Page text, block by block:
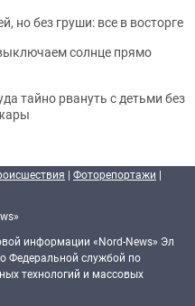
но без груши: все в восторге
солнце прямо
тайно рвануть с детьми без
| Фоторепортажи |
информации «Nord-News» Эл
Федеральной службой по
технологий и массовых